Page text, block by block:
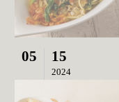
05 15
2024